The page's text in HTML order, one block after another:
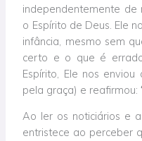
independentemente de
o Espírito de Deus. Ele
infância, mesmo sem
certo e o que é
Espírito, Ele nos
pela graça) e reafirmou:
Ao ler os noticiários e
entristece ao perceber